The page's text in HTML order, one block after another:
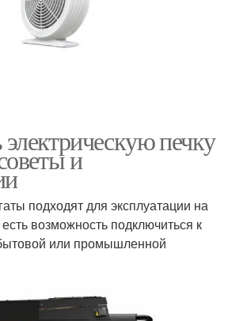
печку
и
подходят для эксплуатации на
возможность подключиться к
или промышленной